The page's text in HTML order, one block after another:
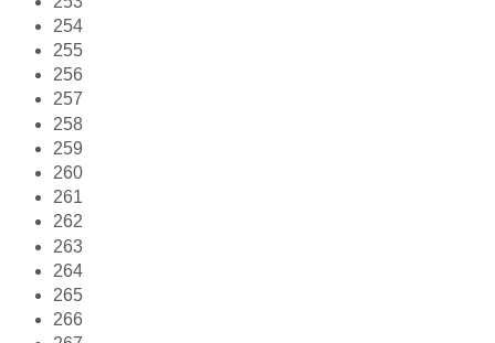
254
255
256
257
258
259
260
261
262
263
264
265
266